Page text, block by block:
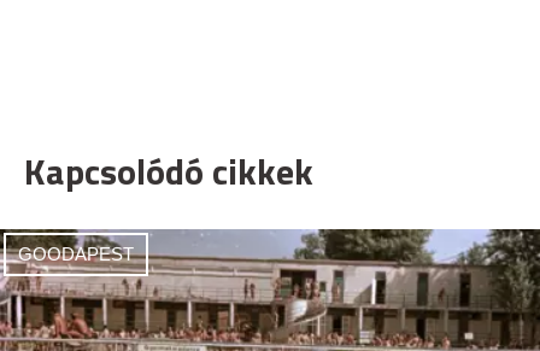
Kapcsolódó cikkek
GOODAPEST